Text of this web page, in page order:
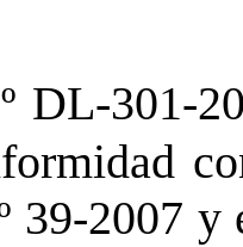
DL-301-
39-2007